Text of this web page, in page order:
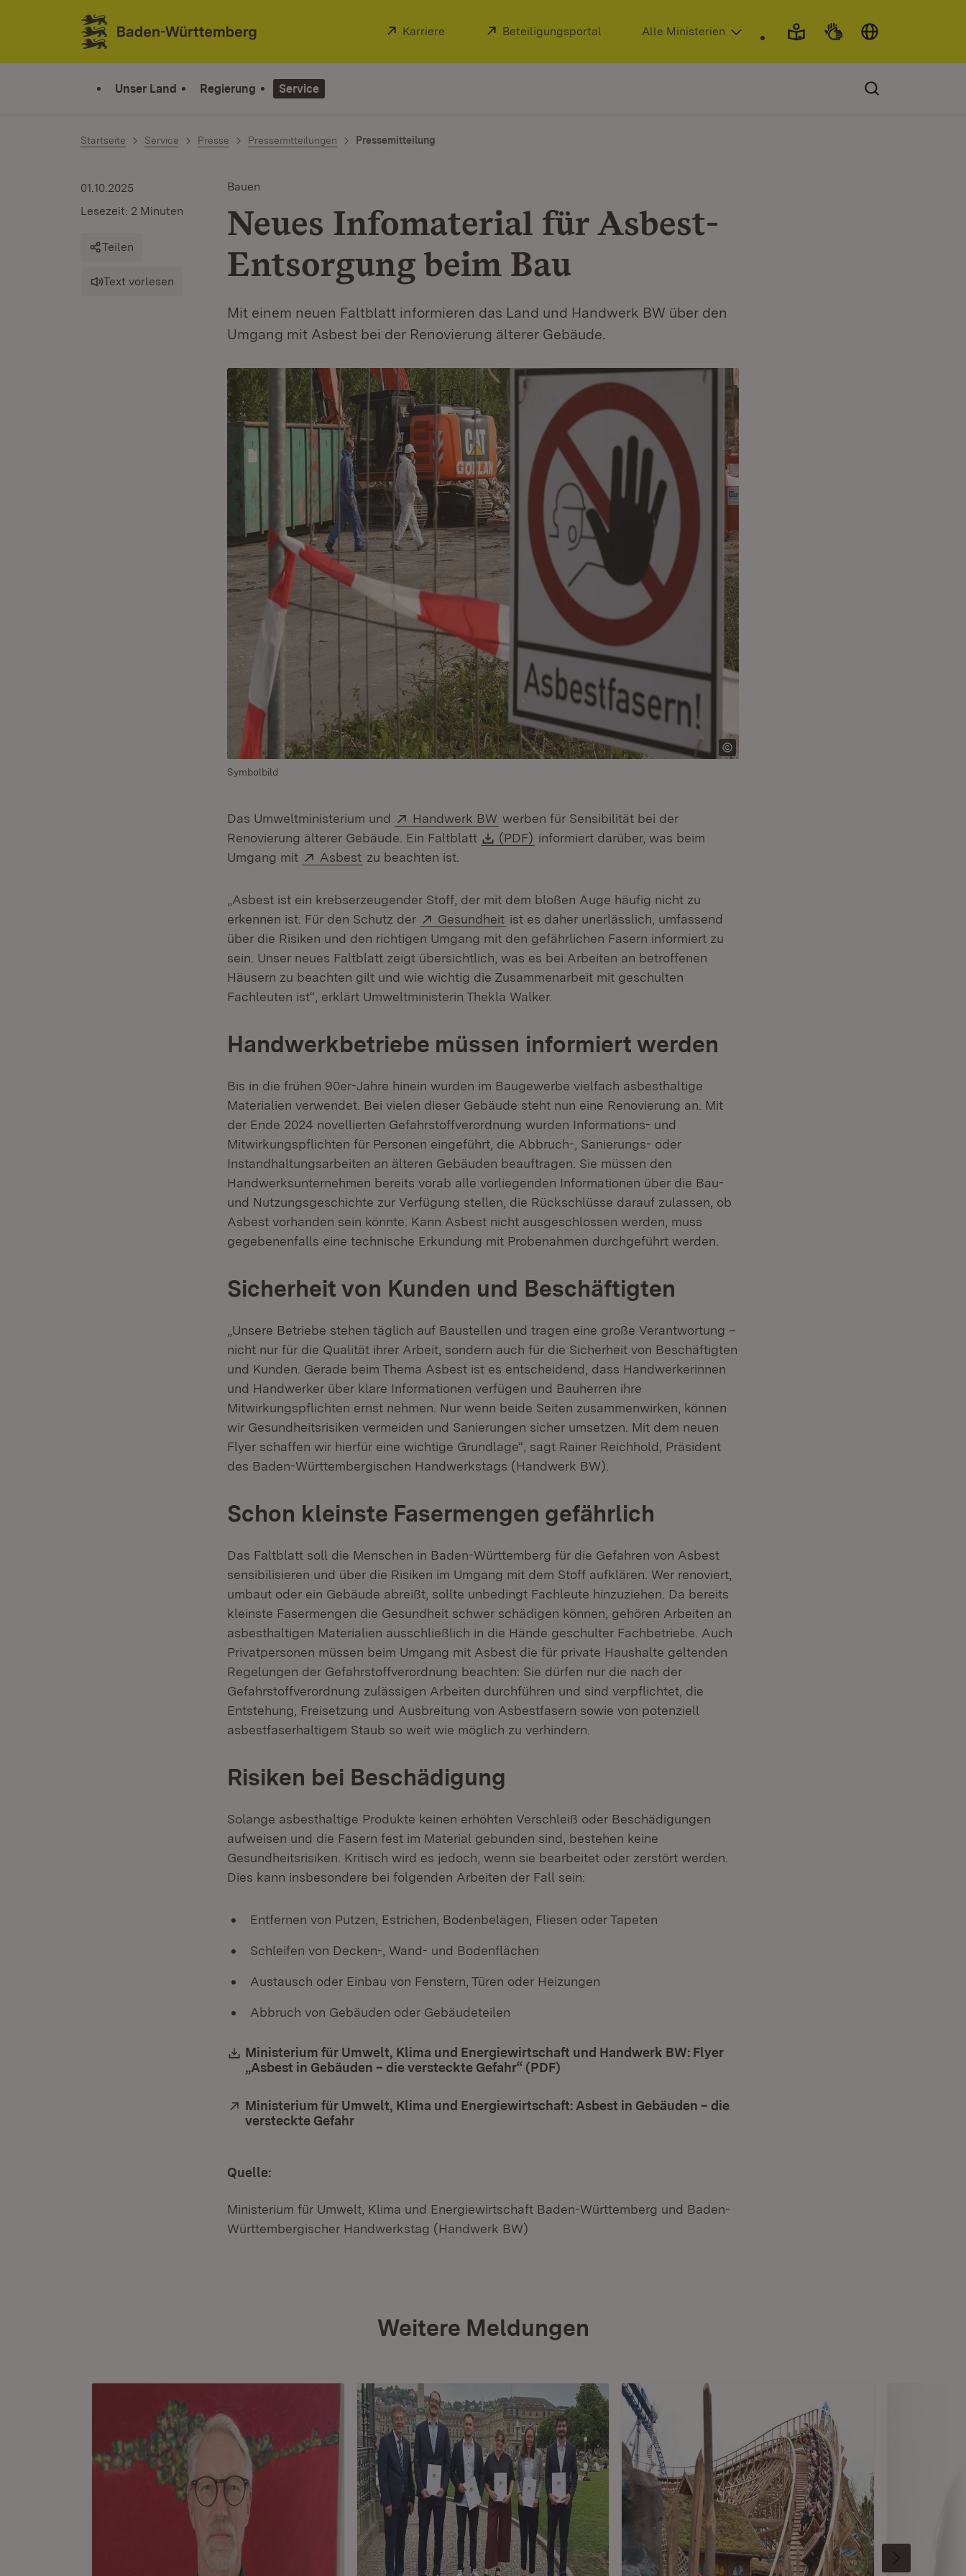
Zum Inhalt springen
Link zur Startseite
Extern:
Karriere (Öffnet in neuem Fenster)
Extern:
Beteiligungsportal (Öffnet in neuem Fenster)
Alle Ministerien
Unser Land Regierung Service
Startseite Service Presse Pressemitteilungen Pressemitteilung
Bauen
Neues Infomaterial für Asbest-
Entsorgung beim Bau
Mit einem neuen Faltblatt informieren das Land und Handwerk BW über den
Umgang mit Asbest bei der Renovierung älterer Gebäude.
01.10.2025
Lesezeit: 2 Minuten
Teilen
Text vorlesen
Symbolbild
Das Umweltministerium und Extern:
Handwerk BW (Öffnet in neuem Fenster)
werben für Sensibilität bei der
Renovierung älterer Gebäude. Ein Faltblatt
Download:
(PDF) (Öffnet in neuem Fenster)
informiert darüber, was beim
Umgang mit
Extern:
Asbest (Öffnet in neuem Fenster)
zu beachten ist.
„Asbest ist ein krebserzeugender Stoff, der mit dem bloßen Auge häufig nicht zu
erkennen ist. Für den Schutz der
Extern:
Gesundheit (Öffnet in neuem Fenster)
ist es daher unerlässlich, umfassend
über die Risiken und den richtigen Umgang mit den gefährlichen Fasern informiert zu
sein. Unser neues Faltblatt zeigt übersichtlich, was es bei Arbeiten an betroffenen
Häusern zu beachten gilt und wie wichtig die Zusammenarbeit mit geschulten
Fachleuten ist“, erklärt Umweltministerin Thekla Walker.
Handwerkbetriebe müssen informiert werden
Bis in die frühen 90er-Jahre hinein wurden im Baugewerbe vielfach asbesthaltige
Materialien verwendet. Bei vielen dieser Gebäude steht nun eine Renovierung an. Mit
der Ende 2024 novellierten Gefahrstoffverordnung wurden Informations- und
Mitwirkungspflichten für Personen eingeführt, die Abbruch-, Sanierungs- oder
Instandhaltungsarbeiten an älteren Gebäuden beauftragen. Sie müssen den
Handwerksunternehmen bereits vorab alle vorliegenden Informationen über die Bau-
und Nutzungsgeschichte zur Verfügung stellen, die Rückschlüsse darauf zulassen, ob
Asbest vorhanden sein könnte. Kann Asbest nicht ausgeschlossen werden, muss
gegebenenfalls eine technische Erkundung mit Probenahmen durchgeführt werden.
Sicherheit von Kunden und Beschäftigten
„Unsere Betriebe stehen täglich auf Baustellen und tragen eine große Verantwortung –
nicht nur für die Qualität ihrer Arbeit, sondern auch für die Sicherheit von Beschäftigten
und Kunden. Gerade beim Thema Asbest ist es entscheidend, dass Handwerkerinnen
und Handwerker über klare Informationen verfügen und Bauherren ihre
Mitwirkungspflichten ernst nehmen. Nur wenn beide Seiten zusammenwirken, können
wir Gesundheitsrisiken vermeiden und Sanierungen sicher umsetzen. Mit dem neuen
Flyer schaffen wir hierfür eine wichtige Grundlage“, sagt Rainer Reichhold, Präsident
des Baden-Württembergischen Handwerkstags (Handwerk BW).
Schon kleinste Fasermengen gefährlich
Das Faltblatt soll die Menschen in Baden-Württemberg für die Gefahren von Asbest
sensibilisieren und über die Risiken im Umgang mit dem Stoff aufklären. Wer renoviert,
umbaut oder ein Gebäude abreißt, sollte unbedingt Fachleute hinzuziehen. Da bereits
kleinste Fasermengen die Gesundheit schwer schädigen können, gehören Arbeiten an
asbesthaltigen Materialien ausschließlich in die Hände geschulter Fachbetriebe. Auch
Privatpersonen müssen beim Umgang mit Asbest die für private Haushalte geltenden
Regelungen der Gefahrstoffverordnung beachten: Sie dürfen nur die nach der
Gefahrstoffverordnung zulässigen Arbeiten durchführen und sind verpflichtet, die
Entstehung, Freisetzung und Ausbreitung von Asbestfasern sowie von potenziell
asbestfaserhaltigem Staub so weit wie möglich zu verhindern.
Risiken bei Beschädigung
Solange asbesthaltige Produkte keinen erhöhten Verschleiß oder Beschädigungen
aufweisen und die Fasern fest im Material gebunden sind, bestehen keine
Gesundheitsrisiken. Kritisch wird es jedoch, wenn sie bearbeitet oder zerstört werden.
Dies kann insbesondere bei folgenden Arbeiten der Fall sein:
Entfernen von Putzen, Estrichen, Bodenbelägen, Fliesen oder Tapeten
Schleifen von Decken-, Wand- und Bodenflächen
Austausch oder Einbau von Fenstern, Türen oder Heizungen
Abbruch von Gebäuden oder Gebäudeteilen
Download:
Ministerium für Umwelt, Klima und Energiewirtschaft und Handwerk BW: Flyer
„Asbest in Gebäuden – die versteckte Gefahr“ (PDF)
Extern:
Ministerium für Umwelt, Klima und Energiewirtschaft: Asbest in Gebäuden – die
versteckte Gefahr
Quelle:
Ministerium für Umwelt, Klima und Energiewirtschaft Baden-Württemberg und Baden-
Württembergischer Handwerkstag (Handwerk BW)
Weitere Meldungen